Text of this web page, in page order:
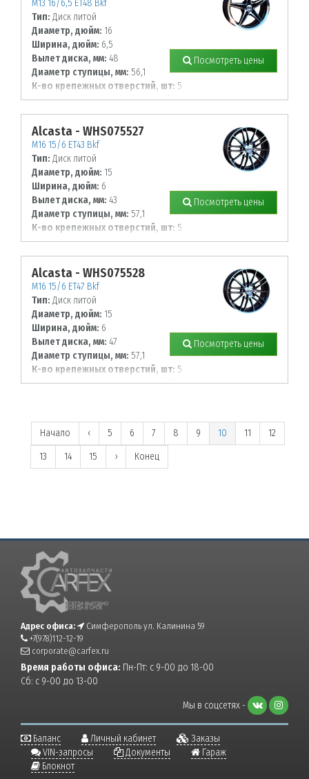
M13 16/6,5 ET48 Bkf
Тип: Диск литой
Диаметр, дюйм: 16
Ширина, дюйм: 6,5
Вылет диска, мм: 48
Диаметр ступицы, мм: 56,1
К-во крепежных отверстий, шт: 5
Диаметр располож. отверстий, мм:
100
Посмотреть цены
Alcasta - WHS075527
M16 15/6 ET43 Bkf
Тип: Диск литой
Диаметр, дюйм: 15
Ширина, дюйм: 6
Вылет диска, мм: 43
Диаметр ступицы, мм: 57,1
К-во крепежных отверстий, шт: 5
Диаметр располож. отверстий, мм:
100
Посмотреть цены
Alcasta - WHS075528
M16 15/6 ET47 Bkf
Тип: Диск литой
Диаметр, дюйм: 15
Ширина, дюйм: 6
Вылет диска, мм: 47
Диаметр ступицы, мм: 57,1
К-во крепежных отверстий, шт: 5
Диаметр располож. отверстий, мм:
Посмотреть цены
Начало ‹ 5 6 7 8 9 10 11
12
13
14 15 › Конец
Адрес офиса:
Симферополь ул. Калинина 59
+7(978)112-12-19
corporate@carfex.ru
Время работы офиса: Пн-Пт: с 9-00 до 18-00
Сб: с 9-00 до 13-00
Мы в соцсетях -
Баланс Личный кабинет
Заказы
VIN-запросы
Документы
Гараж
Блокнот